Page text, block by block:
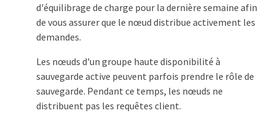
d'équilibrage de charge pour la dernière semaine afin
de vous assurer que le nœud distribue activement les
demandes.
Les nœuds d'un groupe haute disponibilité à
sauvegarde active peuvent parfois prendre le rôle de
sauvegarde. Pendant ce temps, les nœuds ne
distribuent pas les requêtes client.